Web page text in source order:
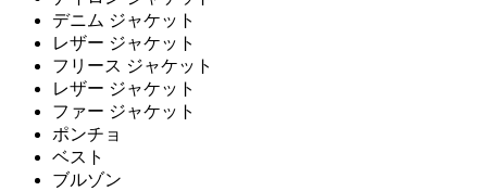
デニム ジャケット
レザー ジャケット
フリース ジャケット
レザー ジャケット
ファー ジャケット
ポンチョ
ベスト
ブルゾン